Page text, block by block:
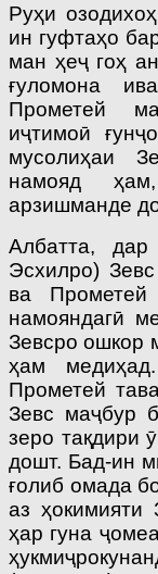
Руҳи
ин гуфтаҳо
ман ҳеҷ гоҳ
ғуломона
Прометей
иҷтимоӣ
мусолиҳаи
намояд
арзишманде
Албатта,
Эсхилро)
ва
намояндагӣ
Зевсро ошкор
ҳам
Прометей
Зевс маҷбур
зеро тақдири
дошт. Бад-ин
ғолиб омада
аз ҳокимияти
ҳар гуна